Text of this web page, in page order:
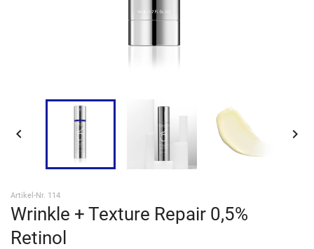
 
Artikel-Nr. 114
Wrinkle + Texture Repair 0,5%
Retinol